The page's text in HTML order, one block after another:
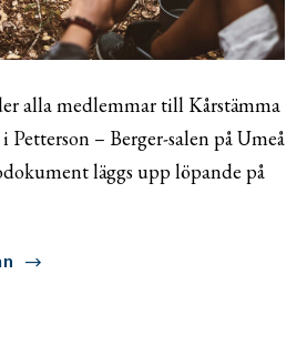
alla medlemmar till Kårstämma
Petterson – Berger-salen på Umeå
läggs upp löpande på